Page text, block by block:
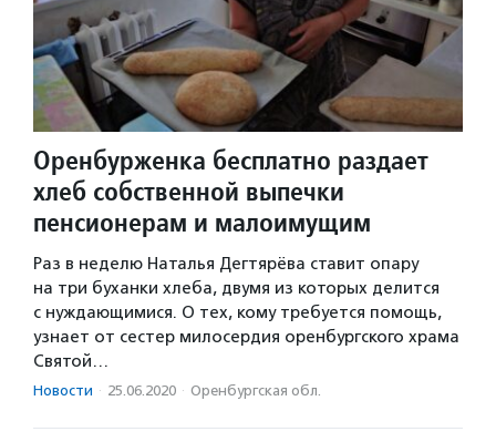
Оренбурженка бесплатно раздает
хлеб собственной выпечки
пенсионерам и малоимущим
Раз в неделю Наталья Дегтярёва ставит опару
на три буханки хлеба, двумя из которых делится
с нуждающимися. О тех, кому требуется помощь,
узнает от сестер милосердия оренбургского храма
Святой…
Новости · 25.06.2020 · Оренбургская обл.